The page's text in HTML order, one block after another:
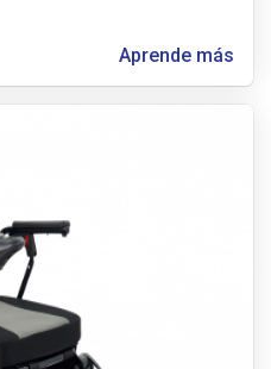
Aprende más